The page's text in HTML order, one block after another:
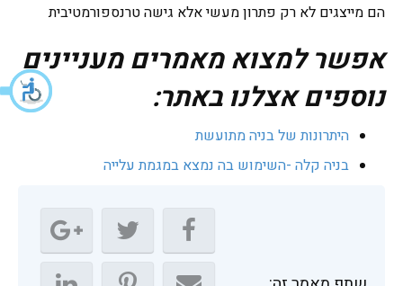
הם מייצגים לא רק פתרון מעשי אלא גישה טרנספורמטיבית
אפשר למצוא מאמרים מעניינים
נוספים אצלנו באתר:
היתרונות של בניה מתועשת
בניה קלה -השימוש בה נמצא במגמת עלייה